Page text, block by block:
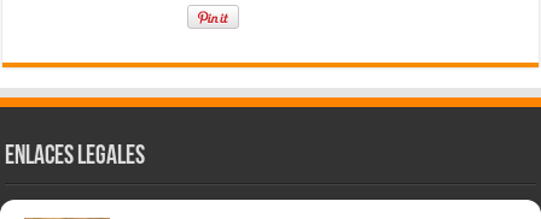
Enlaces Legales
Nuestra Esencia